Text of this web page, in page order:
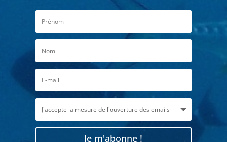
Je m'abonne !